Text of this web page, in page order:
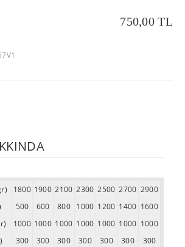
750,00 TL
1800 1900 2100 2300 2500 2700 2900
500 600 800 1000 1200 1400 1600
1000 1000 1000 1000 1000 1000 1000
300 300 300 300 300 300
300